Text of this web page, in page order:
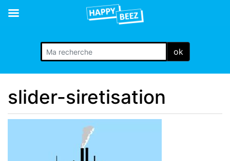
ok
slider-siretisation